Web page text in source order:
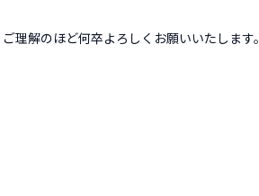
解のほど何卒よろしくお願いいたします。